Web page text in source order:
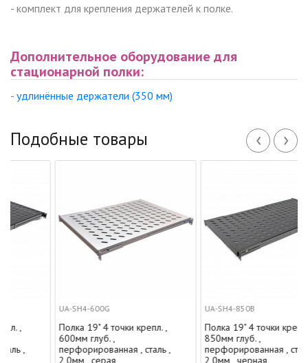
- комплект для крепления держателей к полке.
Дополнительное оборудование для
стационарной полки:
- удлинённые держатели (350 мм)
Подобные товары ‹ ›
UA-SH4-600G
Полка 19" 4 точки крепл. ,
600мм глуб. ,
перфорированная , сталь ,
2,0мм , серая
UA-SH4-850B
Полка 19" 4 точки крепл. ,
850мм глуб. ,
перфорированная , сталь ,
2,0мм , черная